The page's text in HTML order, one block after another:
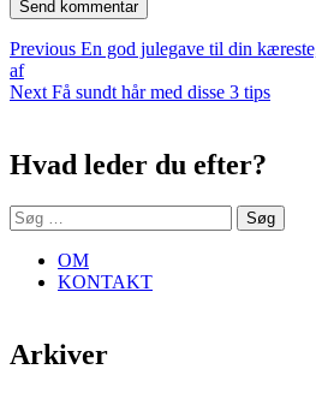
Indlægsnavigation
Previous Previous
En god julegave til din
af
Next Next
Få sundt hår med disse 3 tips
Hvad leder du efter?
Søg
efter:
OM
KONTAKT
Arkiver